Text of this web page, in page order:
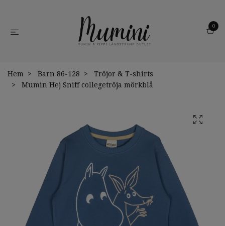
0
Hem Barn 86-128
Tröjor & T-shirts
Mumin Hej Sniff collegetröja mörkblå